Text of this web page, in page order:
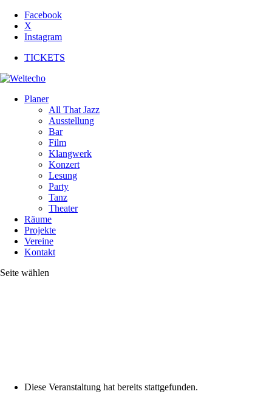
Facebook
X
Instagram
TICKETS
Planer
All That Jazz
Ausstellung
Bar
Film
Klangwerk
Konzert
Lesung
Party
Tanz
Theater
Räume
Projekte
Vereine
Kontakt
Seite wählen
Diese Veranstaltung hat bereits stattgefunden.